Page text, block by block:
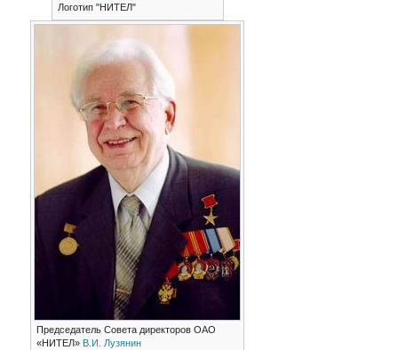
Логотип "НИТЕЛ"
Председатель Совета директоров ОАО
«НИТЕЛ» В.И. Лузянин